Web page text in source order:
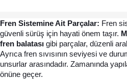
Fren Sistemine Ait Parçalar: Fren
güvenli sürüş için hayati önem taşır.
fren balatası gibi parçalar, düzenli
Ayrıca fren sıvısının seviyesi ve
unsurlar arasındadır. Zamanında
önüne geçer.